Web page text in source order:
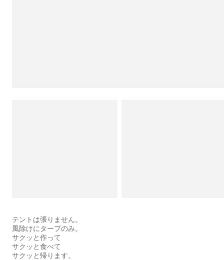
テントは張りません。
風除けにタープのみ。
サクッと作って
サクッと食べて
サクッと帰ります。